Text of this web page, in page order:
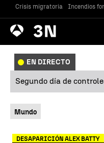
Crisis migratoria Incendios
Antena
3 Noticias
EN DIRECTO
Segundo día de
Mundo
DESAPARICIÓN ALEX BATTY